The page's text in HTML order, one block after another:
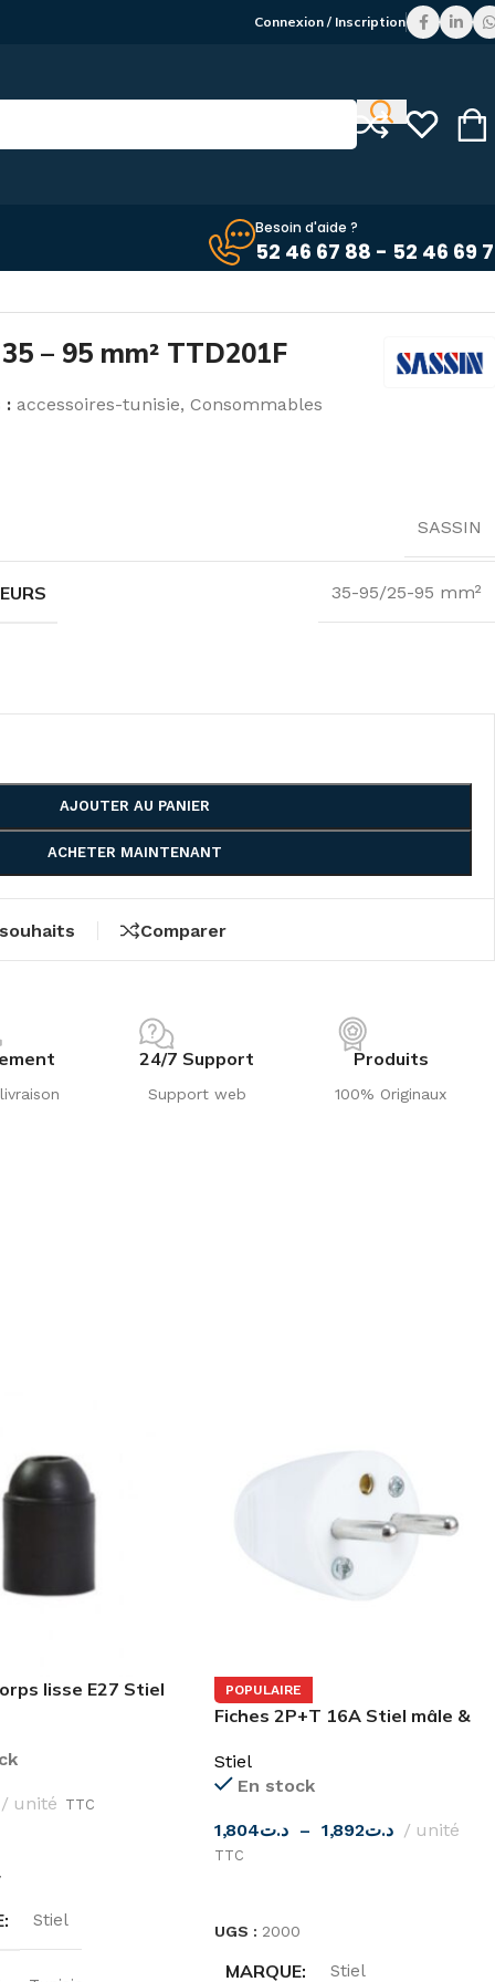
Connexion / Inscription
Besoin d'aide ?
52 46 67 88 - 52 46 69
– 95 mm² TTD201F
: accessoires-tunisie, Consommables
SASSIN
35-95/25-95 mm²
AJOUTER AU PANIER
ACHETER MAINTENANT
Comparer
24/7 Support
Support web
Produits
100% Originaux
lisse E27 Stiel
unité TTC
Stiel
POPULAIRE
Fiches 2P+T 16A Stiel mâle &
Stiel
En stock
د.ت1,804 – د.ت1,892 unité
TTC
UGS : 2000
MARQUE Stiel